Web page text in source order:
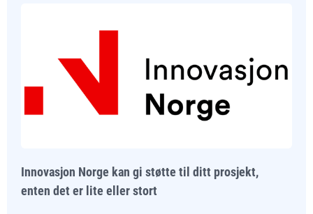
Innovasjon Norge kan gi støtte til ditt prosjekt,
enten det er lite eller stort